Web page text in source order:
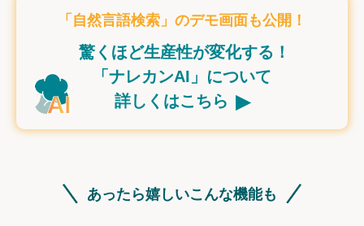
「自然言語検索」のデモ画面も公開！
驚くほど生産性が変化する！
「ナレカンAI」について
詳しくはこちら ▸
あったら嬉しいこんな機能も